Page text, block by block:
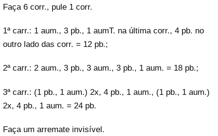
Faça 6 corr., pule 1 corr.
1ª carr.: 1 aum., 3 pb., 1 aumT. na última corr., 4 pb. no
outro lado das corr. = 12 pb.;
2ª carr.: 2 aum., 3 pb., 3 aum., 3 pb., 1 aum. = 18 pb.;
3ª carr.: (1 pb., 1 aum.) 2x, 4 pb., 1 aum., (1 pb., 1 aum.)
2x, 4 pb., 1 aum. = 24 pb.
Faça um arremate invisível.